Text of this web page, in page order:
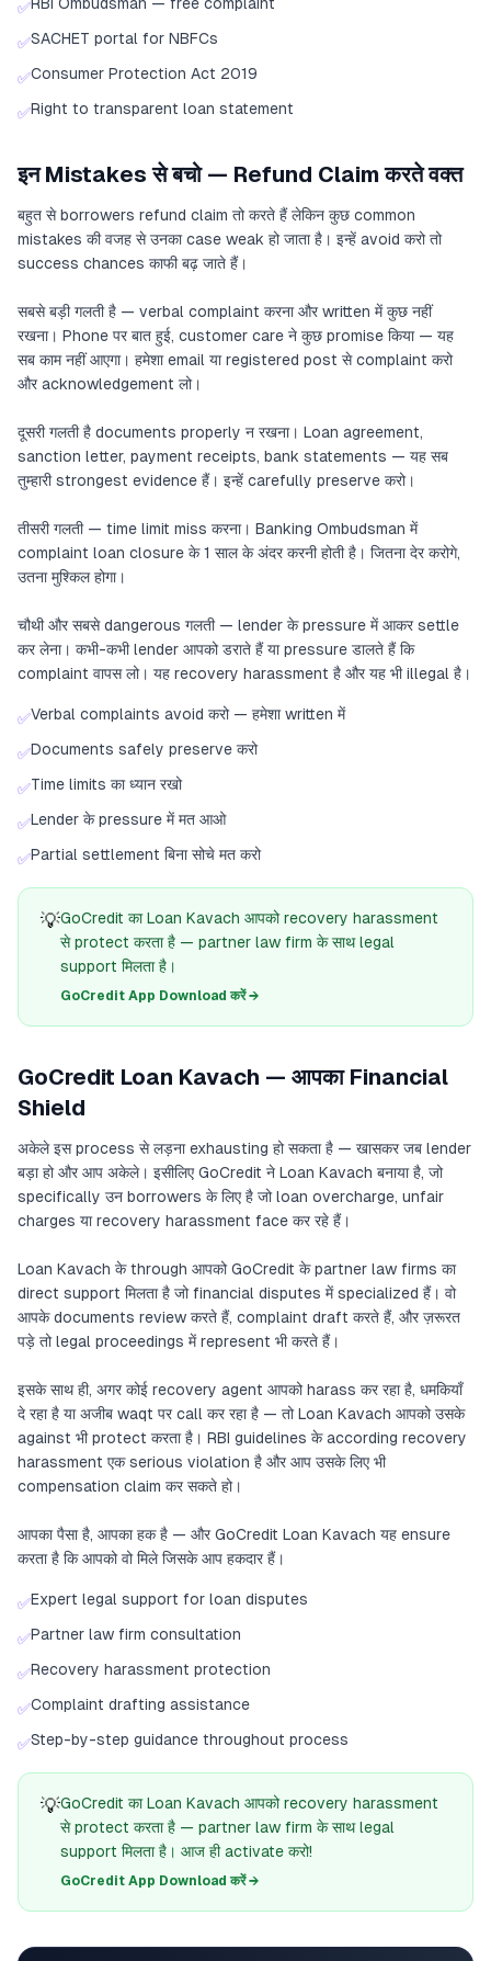
✅
✅SACHET portal for NBFCs
✅Consumer Protection Act 2019
✅Right to transparent loan statement
इन Mistakes से बचो — Refund Claim करते वक्त
बहुत से borrowers refund claim तो करते हैं लेकिन कुछ common
mistakes की वजह से उनका case weak हो जाता है। इन्हें avoid करो तो
success chances काफी बढ़ जाते हैं।
सबसे बड़ी गलती है — verbal complaint करना और written में कुछ नहीं
रखना। Phone पर बात हुई, customer care ने कुछ promise किया — यह
सब काम नहीं आएगा। हमेशा email या registered post से complaint करो
और acknowledgement लो।
दूसरी गलती है documents properly न रखना। Loan agreement,
sanction letter, payment receipts, bank statements — यह सब
तुम्हारी strongest evidence हैं। इन्हें carefully preserve करो।
तीसरी गलती — time limit miss करना। Banking Ombudsman में
complaint loan closure के 1 साल के अंदर करनी होती है। जितना देर करोगे,
उतना मुश्किल होगा।
चौथी और सबसे dangerous गलती — lender के pressure में आकर settle
कर लेना। कभी-कभी lender आपको डराते हैं या pressure डालते हैं कि
complaint वापस लो। यह recovery harassment है और यह भी illegal है।
✅Verbal complaints avoid करो — हमेशा written में
✅Documents safely preserve करो
✅Time limits का ध्यान रखो
✅Lender के pressure में मत आओ
✅Partial settlement बिना सोचे मत करो
💡GoCredit का Loan Kavach आपको recovery harassment
से protect करता है — partner law firm के साथ legal
support मिलता है।
GoCredit App Download करें →
GoCredit Loan Kavach — आपका Financial
Shield
अकेले इस process से लड़ना exhausting हो सकता है — खासकर जब lender
बड़ा हो और आप अकेले। इसीलिए GoCredit ने Loan Kavach बनाया है, जो
specifically उन borrowers के लिए है जो loan overcharge, unfair
charges या recovery harassment face कर रहे हैं।
Loan Kavach के through आपको GoCredit के partner law firms का
direct support मिलता है जो financial disputes में specialized हैं। वो
आपके documents review करते हैं, complaint draft करते हैं, और ज़रूरत
पड़े तो legal proceedings में represent भी करते हैं।
इसके साथ ही, अगर कोई recovery agent आपको harass कर रहा है, धमकियाँ
दे रहा है या अजीब waqt पर call कर रहा है — तो Loan Kavach आपको उसके
against भी protect करता है। RBI guidelines के according recovery
harassment एक serious violation है और आप उसके लिए भी
compensation claim कर सकते हो।
आपका पैसा है, आपका हक है — और GoCredit Loan Kavach यह ensure
करता है कि आपको वो मिले जिसके आप हकदार हैं।
✅Expert legal support for loan disputes
✅Partner law firm consultation
✅Recovery harassment protection
✅Complaint drafting assistance
✅Step-by-step guidance throughout process
💡GoCredit का Loan Kavach आपको recovery harassment
से protect करता है — partner law firm के साथ legal
support मिलता है। आज ही activate करो!
GoCredit App Download करें →